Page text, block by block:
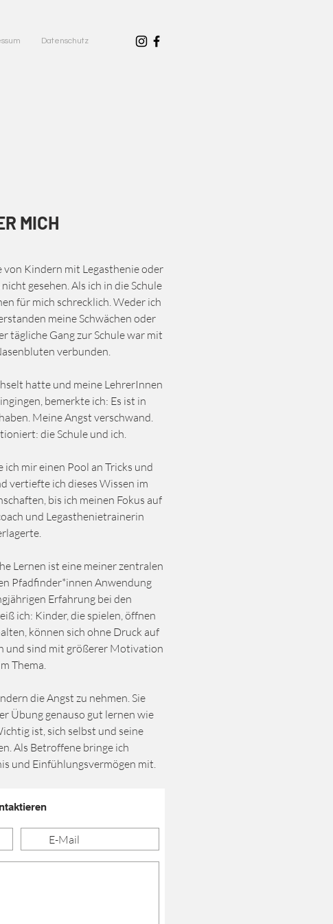
Datenschutz
MICH
von Kindern mit Legasthenie oder
gesehen. Als ich in die Schule
für mich schrecklich. Weder ich
meine Schwächen oder
tägliche Gang zur Schule war mit
verbunden.
hatte und meine LehrerInnen
bemerkte ich: Es ist in
Meine Angst verschwand.
die Schule und ich.
mir einen Pool an Tricks und
vertiefte ich dieses Wissen im
bis ich meinen Fokus auf
und Legasthenietrainerin
Lernen ist eine meiner zentralen
Pfadfinder*innen Anwendung
Erfahrung bei den
ich: Kinder, die spielen, öffnen
können sich ohne Druck auf
und sind mit größerer Motivation
Thema.
die Angst zu nehmen. Sie
Übung genauso gut lernen wie
ist, sich selbst und seine
Als Betroffene bringe ich
und Einfühlungsvermögen mit.